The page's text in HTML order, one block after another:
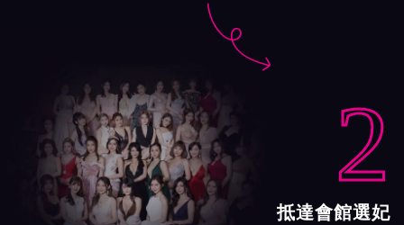

2
抵達會館選妃